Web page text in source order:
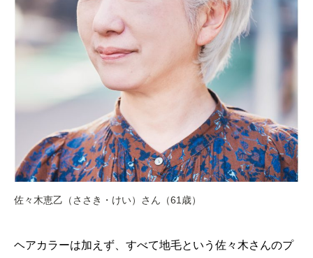
佐々木恵乙（ささき・けい）さん（61歳）
ヘアカラーは加えず、すべて地毛という佐々木さんのプ